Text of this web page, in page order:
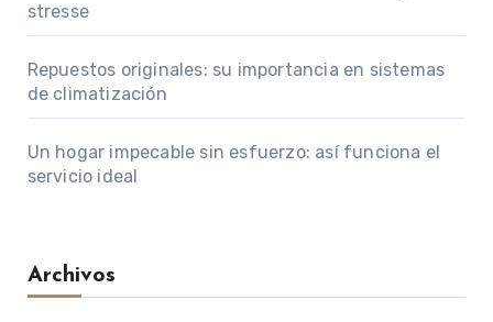
stresse
Repuestos originales: su importancia en sistemas
de climatización
Un hogar impecable sin esfuerzo: así funciona el
servicio ideal
Archivos